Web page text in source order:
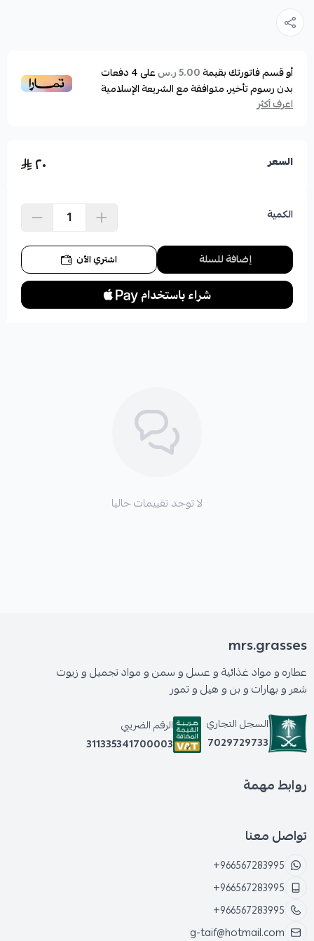
أو قسم فاتورتك بقيمة5.00 ر.س على4دفعات
بدون رسوم تأخير، متوافقة مع الشريعة الإسلامية
اعرف أكثر
السعر ٢٠
الكمية
إضافة للسلة اشتري الآن
لا توجد تقييمات حاليا
mrs.grasses
عطاره و مواد غذائية و عسل و سمن و مواد تجميل و زيوت
شعر و بهارات و بن و هيل و تمور
السجل التجاري
7029729733
الرقم الضريبي
311335341700003
روابط مهمة
تواصل معنا
+966567283995
+966567283995
+966567283995
g-taif@hotmail.com